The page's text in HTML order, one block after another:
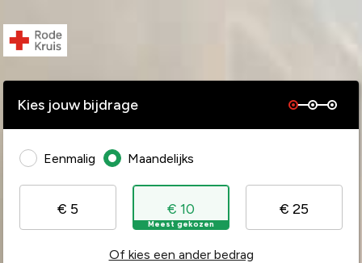
Kies jouw bijdrage
Eenmalig Maandelijks
€ 5 € 10
Meest gekozen
€ 25
Of kies een ander bedrag